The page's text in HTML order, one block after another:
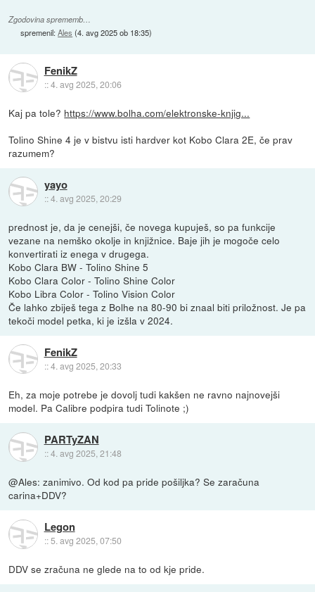
Zgodovina sprememb…
spremenil:Ales (4. avg 2025 ob 18:35)
FenikZ
::4. avg 2025, 20:06
Kaj pa tole? https://www.bolha.com/elektronske-knjig...
Tolino Shine 4 je v bistvu isti hardver kot Kobo Clara 2E, če prav
razumem?
yayo
::4. avg 2025, 20:29
prednost je, da je cenejši, če novega kupuješ, so pa funkcije
vezane na nemško okolje in knjižnice. Baje jih je mogoče celo
konvertirati iz enega v drugega.
Kobo Clara BW - Tolino Shine 5
Kobo Clara Color - Tolino Shine Color
Kobo Libra Color - Tolino Vision Color
Če lahko zbiješ tega z Bolhe na 80-90 bi znaal biti priložnost. Je pa
tekoči model petka, ki je izšla v 2024.
FenikZ
::4. avg 2025, 20:33
Eh, za moje potrebe je dovolj tudi kakšen ne ravno najnovejši
model. Pa Calibre podpira tudi Tolinote ;)
PARTyZAN
::4. avg 2025, 21:48
@Ales: zanimivo. Od kod pa pride pošiljka? Se zaračuna
carina+DDV?
Legon
::5. avg 2025, 07:50
DDV se zračuna ne glede na to od kje pride.